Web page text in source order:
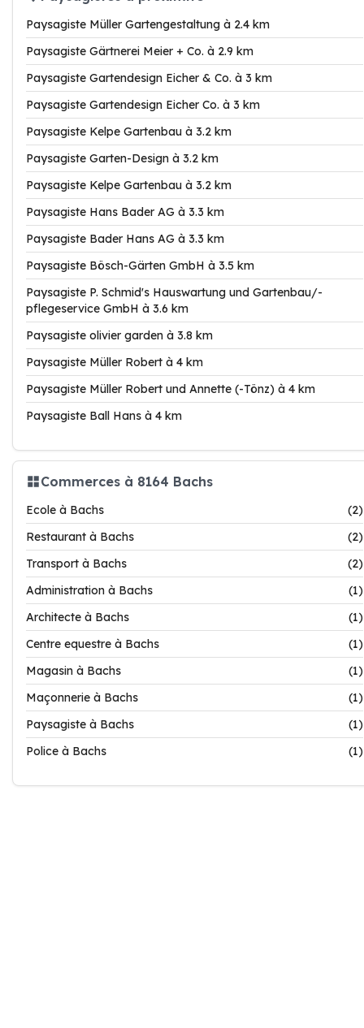
Paysagiste Müller Gartengestaltung à 2.4 km
Paysagiste Gärtnerei Meier + Co. à 2.9 km
Paysagiste Gartendesign Eicher & Co. à 3 km
Paysagiste Gartendesign Eicher Co. à 3 km
Paysagiste Kelpe Gartenbau à 3.2 km
Paysagiste Garten-Design à 3.2 km
Paysagiste Kelpe Gartenbau à 3.2 km
Paysagiste Hans Bader AG à 3.3 km
Paysagiste Bader Hans AG à 3.3 km
Paysagiste Bösch-Gärten GmbH à 3.5 km
Paysagiste P. Schmid's Hauswartung und Gartenbau/-
pflegeservice GmbH à 3.6 km
Paysagiste olivier garden à 3.8 km
Paysagiste Müller Robert à 4 km
Paysagiste Müller Robert und Annette (-Tönz) à 4 km
Paysagiste Ball Hans à 4 km
Commerces à 8164 Bachs
Ecole à Bachs
(2)
Restaurant à Bachs
(2)
Transport à Bachs
(2)
Administration à Bachs
(1)
Architecte à Bachs
(1)
Centre equestre à Bachs
(1)
Magasin à Bachs
(1)
Maçonnerie à Bachs
(1)
Paysagiste à Bachs
(1)
Police à Bachs
(1)